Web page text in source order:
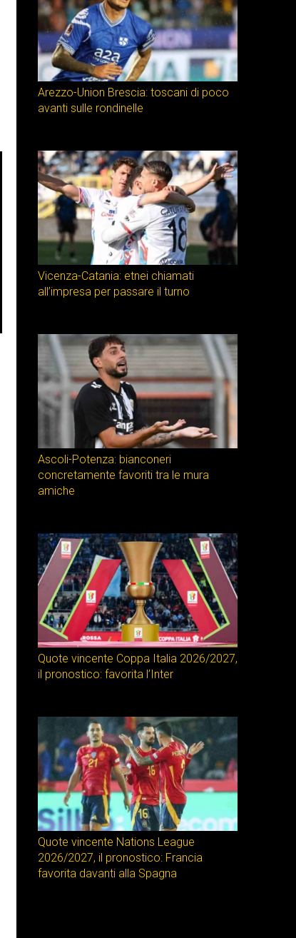
Arezzo-Union Brescia: toscani di poco
avanti sulle rondinelle
Vicenza-Catania: etnei chiamati
all’impresa per passare il turno
Ascoli-Potenza: bianconeri
concretamente favoriti tra le mura
amiche
Quote vincente Coppa Italia 2026/2027,
il pronostico: favorita l’Inter
Quote vincente Nations League
2026/2027, il pronostico: Francia
favorita davanti alla Spagna